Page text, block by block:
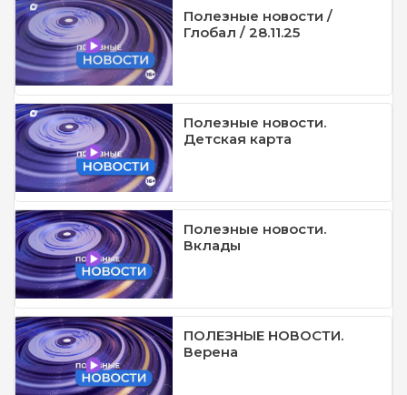
Полезные новости /
Глобал / 28.11.25
Полезные новости.
Детская карта
Полезные новости.
Вклады
ПОЛЕЗНЫЕ НОВОСТИ.
Верена